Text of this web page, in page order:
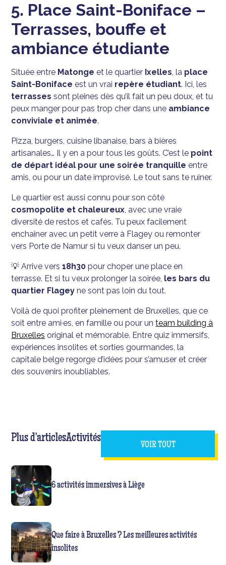
5. Place Saint-Boniface –
Terrasses, bouffe et
ambiance étudiante
Située entre Matonge et le quartier Ixelles, la place
Saint-Boniface est un vrai repère étudiant. Ici, les
terrasses sont pleines dès qu’il fait un peu doux, et tu
peux manger pour pas trop cher dans une ambiance
conviviale et animée.
Pizza, burgers, cuisine libanaise, bars à bières
artisanales… Il y en a pour tous les goûts. C’est le point
de départ idéal pour une soirée tranquille entre
amis, ou pour un date improvisé. Le tout sans te ruiner.
Le quartier est aussi connu pour son côté
cosmopolite et chaleureux, avec une vraie
diversité de restos et cafés. Tu peux facilement
enchaîner avec un petit verre à Flagey ou remonter
vers Porte de Namur si tu veux danser un peu.
💡 Arrive vers18h30 pour choper une place en
terrasse. Et si tu veux prolonger la soirée, les bars du
quartier Flagey ne sont pas loin du tout.
Voilà de quoi profiter pleinement de Bruxelles, que ce
soit entre ami·es, en famille ou pour unteam building à
Bruxelles original et mémorable. Entre quiz immersifs,
expériences insolites et sorties gourmandes, la
capitale belge regorge d’idées pour s’amuser et créer
des souvenirs inoubliables.
Plus d'articlesActivités
VOIR TOUT
6 activités immersives à Liège
Que faire à Bruxelles ? Les meilleures activités
insolites